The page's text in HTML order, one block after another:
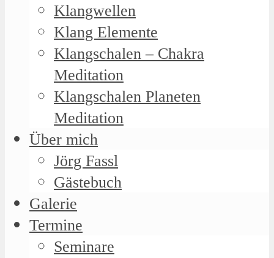
Klangwellen
Klang Elemente
Klangschalen – Chakra
Meditation
Klangschalen Planeten
Meditation
Über mich
Jörg Fassl
Gästebuch
Galerie
Termine
Seminare